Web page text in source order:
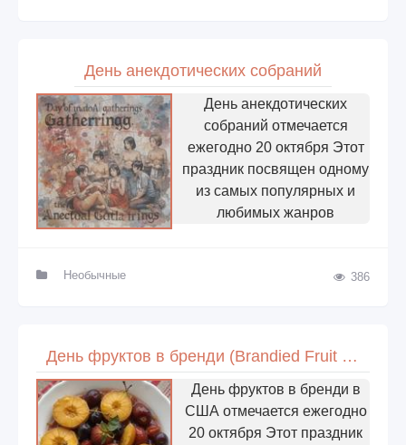
День анекдотических собраний
День анекдотических
собраний отмечается
ежегодно 20 октября Этот
праздник посвящен одному
из самых популярных и
любимых жанров
Необычные 386
День фруктов в бренди (Brandied Fruit Day) в США
День фруктов в бренди в
США отмечается ежегодно
20 октября Этот праздник